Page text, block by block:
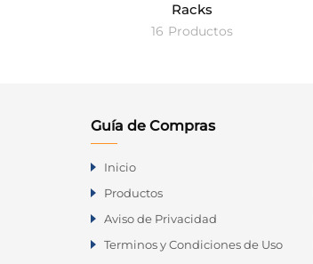
Racks
16 Productos
Guía de Compras
Inicio
Productos
Aviso de Privacidad
Terminos y Condiciones de Uso
Venta de Racks Metálicos en
2da Secc C.P. 76160, Santiago De